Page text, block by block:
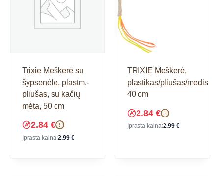
Trixie Meškerė su
šypsenėle, plastm.-
pliušas, su kačių
mėta, 50 cm
2.84 € !
Įprasta kaina:2.99 €
TRIXIE Meškerė,
plastikas/pliušas/medis
40 cm
2.84 € !
Įprasta kaina:2.99 €